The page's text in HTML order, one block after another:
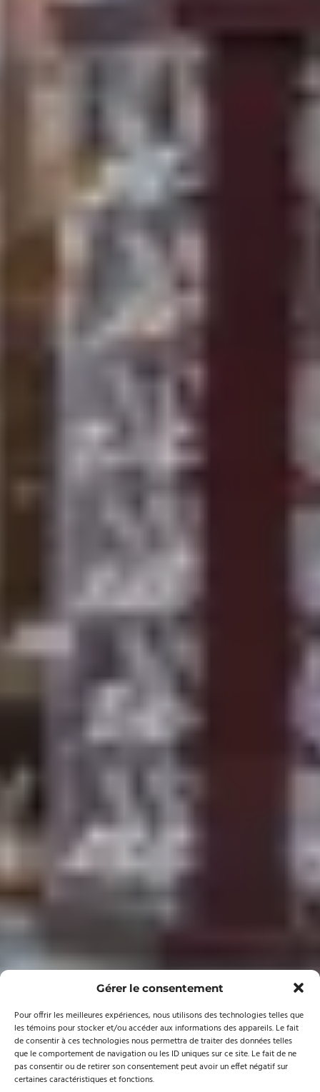
Gérer le consentement
Pour offrir les meilleures expériences, nous utilisons des technologies telles que
les témoins pour stocker et/ou accéder aux informations des appareils. Le fait
de consentir à ces technologies nous permettra de traiter des données telles
que le comportement de navigation ou les ID uniques sur ce site. Le fait de ne
pas consentir ou de retirer son consentement peut avoir un effet négatif sur
certaines caractéristiques et fonctions.